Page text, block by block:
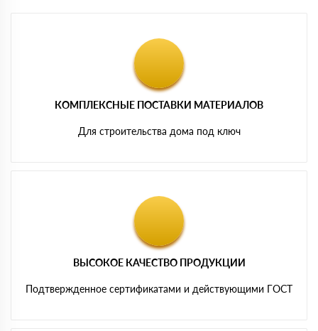
КОМПЛЕКСНЫЕ ПОСТАВКИ МАТЕРИАЛОВ
Для строительства дома под ключ
ВЫСОКОЕ КАЧЕСТВО ПРОДУКЦИИ
Подтвержденное сертификатами и действующими ГОСТ